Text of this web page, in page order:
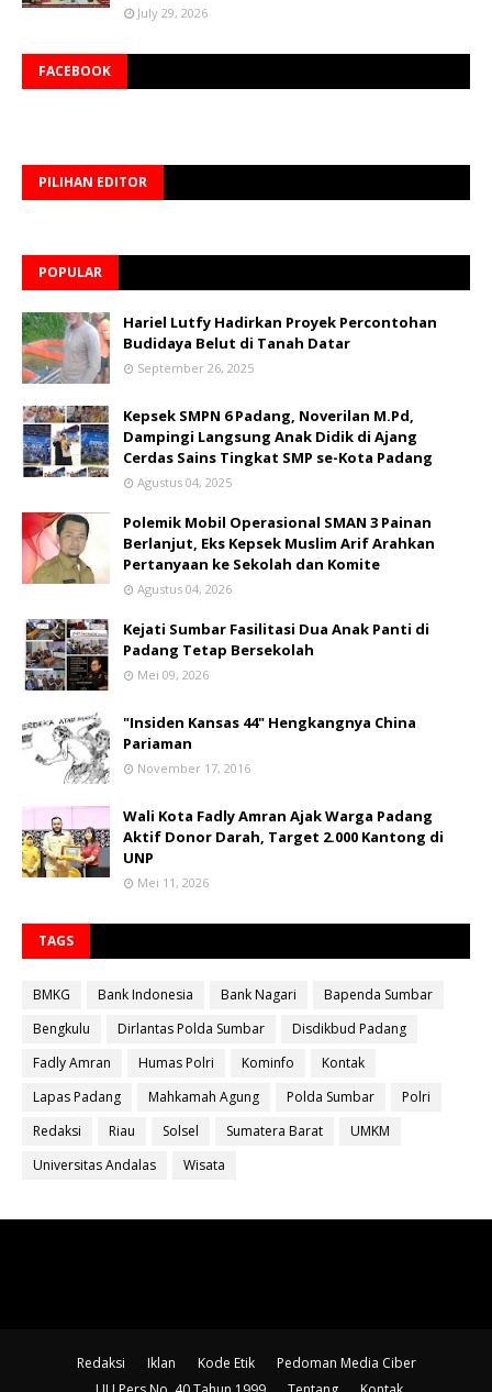
July 29, 2026
FACEBOOK
PILIHAN EDITOR
POPULAR
Hariel Lutfy Hadirkan Proyek Percontohan
Budidaya Belut di Tanah Datar
September 26, 2025
Kepsek SMPN 6 Padang, Noverilan M.Pd,
Dampingi Langsung Anak Didik di Ajang
Cerdas Sains Tingkat SMP se-Kota Padang
Agustus 04, 2025
Polemik Mobil Operasional SMAN 3 Painan
Berlanjut, Eks Kepsek Muslim Arif Arahkan
Pertanyaan ke Sekolah dan Komite
Agustus 04, 2026
Kejati Sumbar Fasilitasi Dua Anak Panti di
Padang Tetap Bersekolah
Mei 09, 2026
"Insiden Kansas 44" Hengkangnya China
Pariaman
November 17, 2016
Wali Kota Fadly Amran Ajak Warga Padang
Aktif Donor Darah, Target 2.000 Kantong di
UNP
Mei 11, 2026
TAGS
BMKG Bank Indonesia Bank Nagari
Bapenda Sumbar
Bengkulu
Dirlantas Polda Sumbar
Disdikbud Padang
Fadly Amran
Humas Polri Kominfo
Kontak
Lapas Padang
Mahkamah Agung Polda Sumbar
Polri
Redaksi
Riau Solsel Sumatera Barat
UMKM
Universitas Andalas
Wisata
Redaksi Iklan Kode Etik
Pedoman Media Ciber